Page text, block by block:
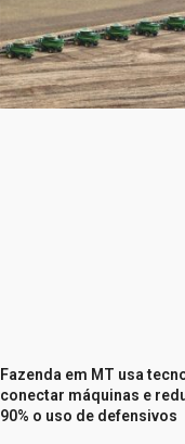
Fazenda em MT usa
conectar máquinas e
90% o uso de defensivos